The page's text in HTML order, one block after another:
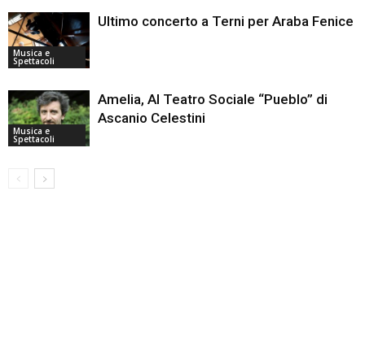
Musica e
Spettacoli
Ultimo concerto a Terni per Araba Fenice
Musica e
Spettacoli
Amelia, Al Teatro Sociale “Pueblo” di
Ascanio Celestini